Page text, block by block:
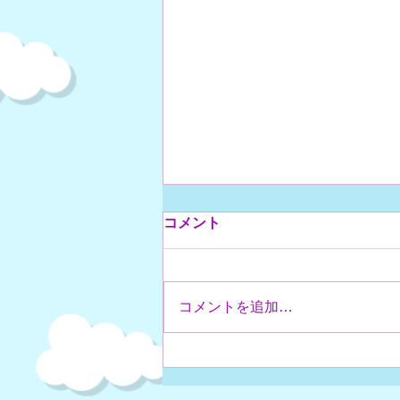
年度末、卒業生を送る
３月も後半に入り、全クラス年度
の別れの時期です。 今年度は、
長く続けてきた数名の子たちが卒
コメント
コメントを追加…